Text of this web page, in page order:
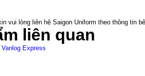
vui lòng liên hệ Saigon Uniform theo thông tin
liên quan